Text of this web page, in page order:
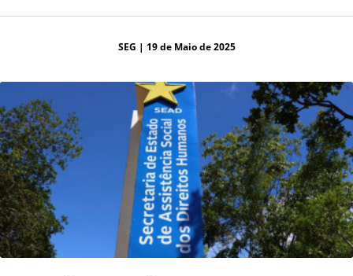
SEG | 19 de Maio de 2025